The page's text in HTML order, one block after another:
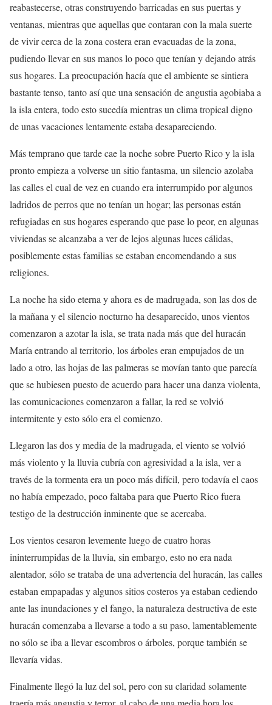
reabastecerse, otras construyendo barricadas en sus puertas y
ventanas, mientras que aquellas que contaran con la mala suerte
de vivir cerca de la zona costera eran evacuadas de la zona,
pudiendo llevar en sus manos lo poco que tenían y dejando atrás
sus hogares. La preocupación hacía que el ambiente se sintiera
bastante tenso, tanto así que una sensación de angustia agobiaba a
la isla entera, todo esto sucedía mientras un clima tropical digno
de unas vacaciones lentamente estaba desapareciendo.
Más temprano que tarde cae la noche sobre Puerto Rico y la isla
pronto empieza a volverse un sitio fantasma, un silencio azolaba
las calles el cual de vez en cuando era interrumpido por algunos
ladridos de perros que no tenían un hogar; las personas están
refugiadas en sus hogares esperando que pase lo peor, en algunas
viviendas se alcanzaba a ver de lejos algunas luces cálidas,
posiblemente estas familias se estaban encomendando a sus
religiones.
La noche ha sido eterna y ahora es de madrugada, son las dos de
la mañana y el silencio nocturno ha desaparecido, unos vientos
comenzaron a azotar la isla, se trata nada más que del huracán
María entrando al territorio, los árboles eran empujados de un
lado a otro, las hojas de las palmeras se movían tanto que parecía
que se hubiesen puesto de acuerdo para hacer una danza violenta,
las comunicaciones comenzaron a fallar, la red se volvió
intermitente y esto sólo era el comienzo.
Llegaron las dos y media de la madrugada, el viento se volvió
más violento y la lluvia cubría con agresividad a la isla, ver a
través de la tormenta era un poco más difícil, pero todavía el caos
no había empezado, poco faltaba para que Puerto Rico fuera
testigo de la destrucción inminente que se acercaba.
Los vientos cesaron levemente luego de cuatro horas
ininterrumpidas de la lluvia, sin embargo, esto no era nada
alentador, sólo se trataba de una advertencia del huracán, las calles
estaban empapadas y algunos sitios costeros ya estaban cediendo
ante las inundaciones y el fango, la naturaleza destructiva de este
huracán comenzaba a llevarse a todo a su paso, lamentablemente
no sólo se iba a llevar escombros o árboles, porque también se
llevaría vidas.
Finalmente llegó la luz del sol, pero con su claridad solamente